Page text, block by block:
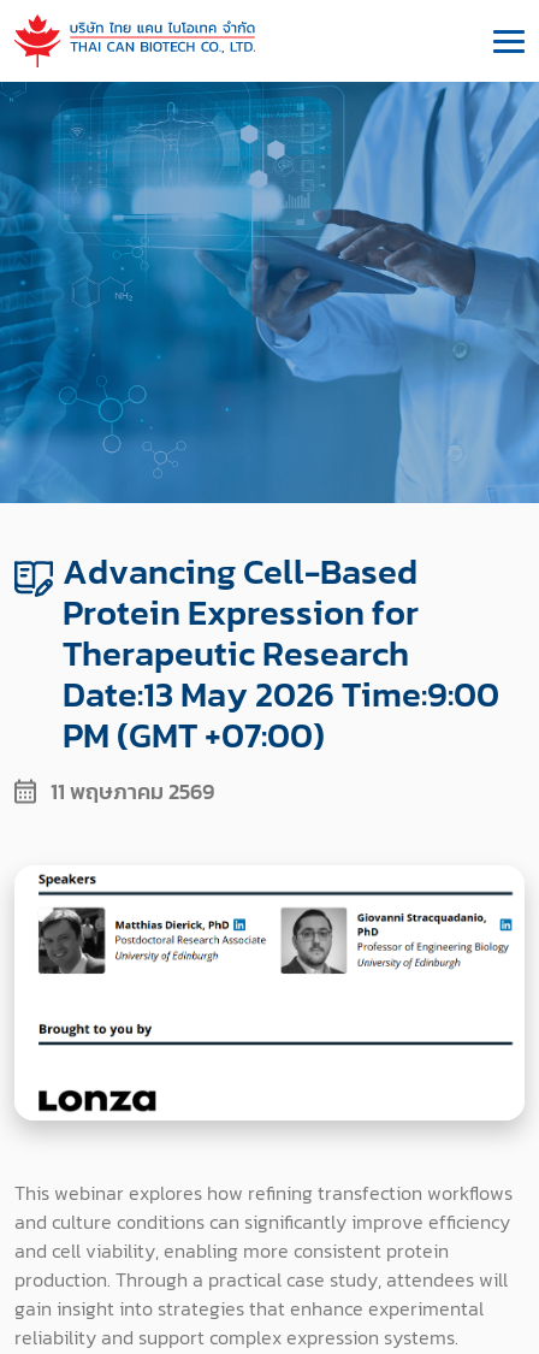
Advancing Cell-Based
Protein Expression for
Therapeutic Research
Date:13 May 2026 Time:9:00
PM (GMT +07:00)
11 พฤษภาคม 2569
This webinar explores how refining transfection workflows
and culture conditions can significantly improve efficiency
and cell viability, enabling more consistent protein
production. Through a practical case study, attendees will
gain insight into strategies that enhance experimental
reliability and support complex expression systems.